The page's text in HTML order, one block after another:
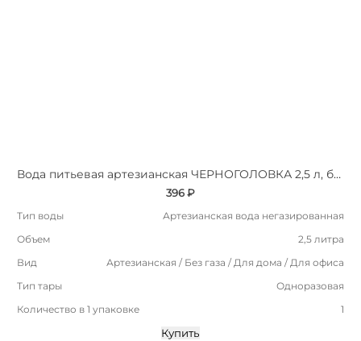
Вода питьевая артезианская ЧЕРНОГОЛОВКА 2,5 л, без газа, ПЭТ
396 ₽
Тип воды
Артезианская вода негазированная
Объем
2,5 литра
Вид
Артезианская / Без газа / Для дома / Для офиса
Тип тары
Одноразовая
Количество в 1 упаковке
1
Купить